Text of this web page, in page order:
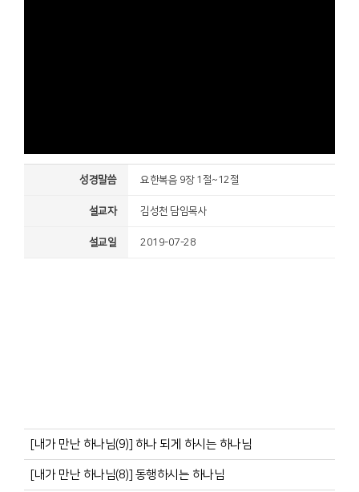
성경말씀 요한복음 9장 1절~12절
설교자 김성천 담임목사
설교일 2019-07-28
[내가 만난 하나님(9)] 하나 되게 하시는 하나님
[내가 만난 하나님(8)] 동행하시는 하나님